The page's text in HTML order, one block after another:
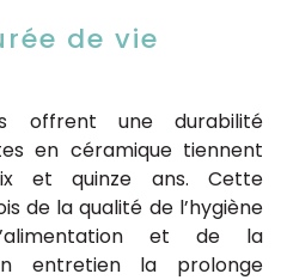
de vie
offrent une durabilité
en céramique tiennent
et quinze ans. Cette
de la qualité de l’hygiène
et de la
entretien la prolonge